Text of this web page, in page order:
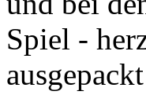
Spiel -